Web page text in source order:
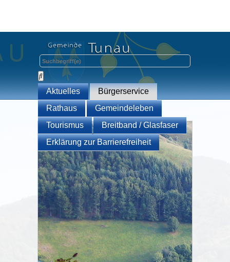
Aktuelles
Bürgerservice
Rathaus
Gemeindeleben
Tourismus
Breitband / Glasfaser
Erklärung zur Barrierefreiheit